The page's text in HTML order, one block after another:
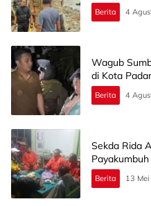
Berita 4
Wagub
di Kota
Berita 4
Sekda Rida
Berita 13